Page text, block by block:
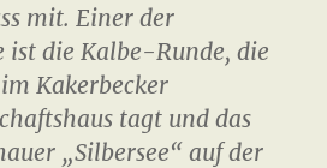
mit. Einer der
ist die Kalbe-Runde, die
Kakerbecker
tagt und das
„Silbersee“ auf der